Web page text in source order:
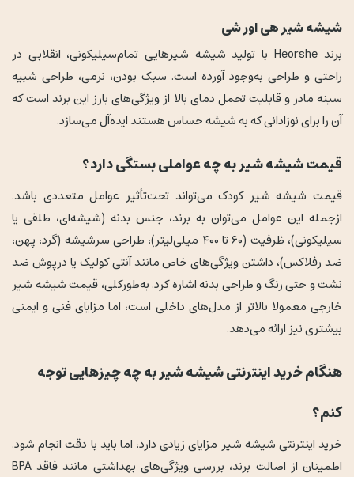
شیشه شیر هی اور شی
برند Heorshe با تولید شیشه شیرهایی تمام‌سیلیکونی، انقلابی در
راحتی و طراحی به‌وجود آورده است. سبک بودن، نرمی، طراحی شبیه
سینه مادر و قابلیت تحمل دمای بالا از ویژگی‌های بارز این برند است که
آن را برای نوزادانی که به شیشه حساس هستند ایده‌آل می‌سازد.
قیمت شیشه شیر به چه عواملی بستگی دارد؟
قیمت شیشه شیر کودک می‌تواند تحت‌تأثیر عوامل متعددی باشد.
ازجمله این عوامل می‌توان به برند، جنس بدنه (شیشه‌ای، طلقی یا
سیلیکونی)، ظرفیت (۶۰ تا ۴۰۰ میلی‌لیتر)، طراحی سرشیشه (گرد، پهن،
ضد رفلاکس)، داشتن ویژگی‌های خاص مانند آنتی کولیک یا درپوش ضد
نشت و حتی رنگ و طراحی بدنه اشاره کرد. به‌طورکلی، قیمت شیشه شیر
خارجی معمولا بالاتر از مدل‌های داخلی است، اما مزایای فنی و ایمنی
بیشتری نیز ارائه می‌دهد.
هنگام خرید اینترنتی شیشه شیر به چه چیزهایی توجه
کنم؟
خرید اینترنتی شیشه شیر مزایای زیادی دارد، اما باید با دقت انجام شود.
اطمینان از اصالت برند، بررسی ویژگی‌های بهداشتی مانند فاقد BPA